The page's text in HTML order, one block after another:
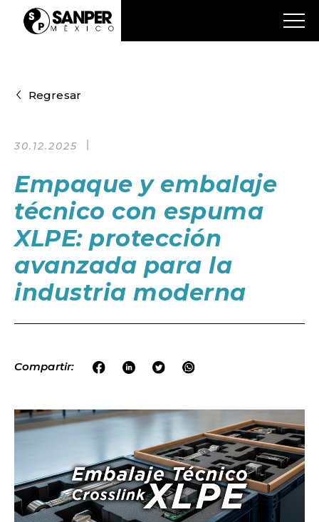
Regresar
30.12.2025
Empaque y embalaje
técnico con espuma
XLPE: protección
avanzada para la
industria moderna
Compartir: